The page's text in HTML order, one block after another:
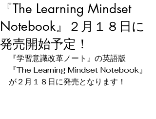
『The Learning Mindset
Notebook』２月１８日に
発売開始予定！
『学習意識改革ノート』の英語版
『The Learning Mindset Notebook』
が２月１８日に発売となります！